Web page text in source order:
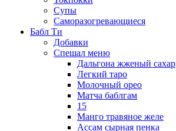
Супы
Саморазогревающиеся
Бабл Ти
Добавки
Спешал меню
Дальгона жженый сахар
Легкий таро
Молочный орео
Матча баблгам
15
Манго травяное желе
Ассам сырная пенка